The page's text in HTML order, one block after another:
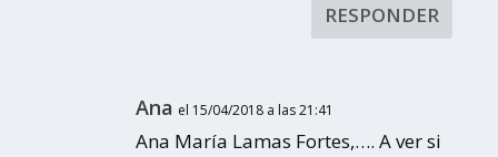
RESPONDER
Ana el 15/04/2018 a las 21:41
Ana María Lamas Fortes,…. A ver si